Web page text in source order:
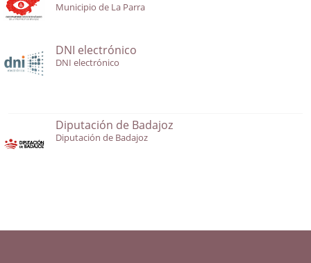
Municipio de La Parra
DNI electrónico
DNI electrónico
Diputación de Badajoz
Diputación de Badajoz